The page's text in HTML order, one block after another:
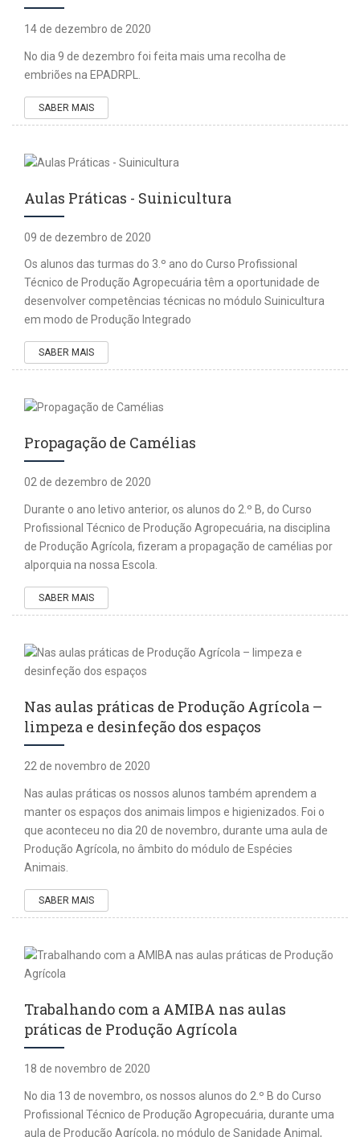
14 de dezembro de 2020
No dia 9 de dezembro foi feita mais uma recolha de
embriões na EPADRPL.
SABER MAIS
Aulas Práticas - Suinicultura
09 de dezembro de 2020
Os alunos das turmas do 3.º ano do Curso Profissional
Técnico de Produção Agropecuária têm a oportunidade de
desenvolver competências técnicas no módulo Suinicultura
em modo de Produção Integrado
SABER MAIS
Propagação de Camélias
02 de dezembro de 2020
Durante o ano letivo anterior, os alunos do 2.º B, do Curso
Profissional Técnico de Produção Agropecuária, na disciplina
de Produção Agrícola, fizeram a propagação de camélias por
alporquia na nossa Escola.
SABER MAIS
Nas aulas práticas de Produção Agrícola –
limpeza e desinfeção dos espaços
22 de novembro de 2020
Nas aulas práticas os nossos alunos também aprendem a
manter os espaços dos animais limpos e higienizados. Foi o
que aconteceu no dia 20 de novembro, durante uma aula de
Produção Agrícola, no âmbito do módulo de Espécies
Animais.
SABER MAIS
Trabalhando com a AMIBA nas aulas
práticas de Produção Agrícola
18 de novembro de 2020
No dia 13 de novembro, os nossos alunos do 2.º B do Curso
Profissional Técnico de Produção Agropecuária, durante uma
aula de Produção Agrícola, no módulo de Sanidade Animal,